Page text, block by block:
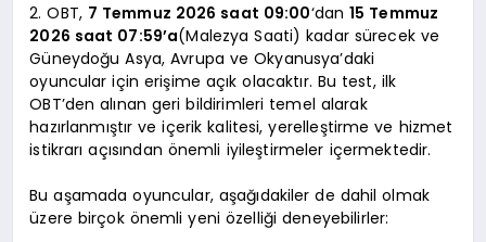
2. OBT, 7 Temmuz 2026 saat 09:00‘dan15 Temmuz
2026 saat 07:59’a(Malezya Saati) kadar sürecek ve
Güneydoğu Asya, Avrupa ve Okyanusya’daki
oyuncular için erişime açık olacaktır. Bu test, ilk
OBT’den alınan geri bildirimleri temel alarak
hazırlanmıştır ve içerik kalitesi, yerelleştirme ve hizmet
istikrarı açısından önemli iyileştirmeler içermektedir.
Bu aşamada oyuncular, aşağıdakiler de dahil olmak
üzere birçok önemli yeni özelliği deneyebilirler: